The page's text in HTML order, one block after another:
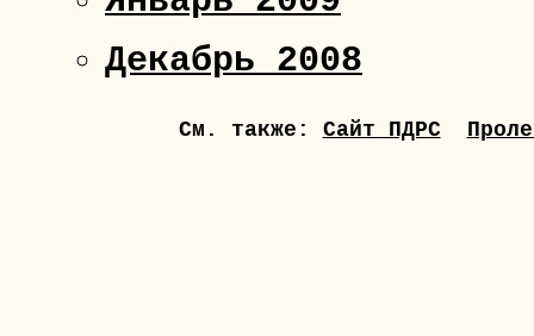
Декабрь 2008
См. также: Сайт ПДРС